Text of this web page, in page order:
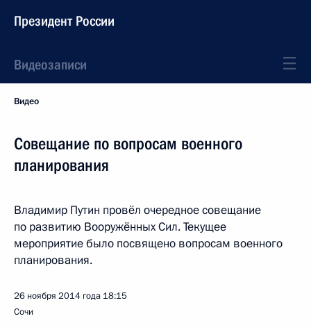
Президент России
Видеозаписи
Видео
Совещание по вопросам военного
планирования
Владимир Путин провёл очередное совещание
по развитию Вооружённых Сил. Текущее
мероприятие было посвящено вопросам военного
планирования.
26 ноября 2014 года 18:15
Сочи